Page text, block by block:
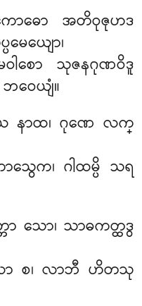
ကောဓော အတိဝုဇုဟဒ
မေယျော၊
ါစော သုဇနဂုဏဝိဒူ
ဝေယျံ။
နာထ၊ ဂုဏေ လက္
သွေက၊ ဂါထမ္ပိ သရ
ာ သော၊ သာဓကတ္ထဒွ
ော စ၊ လာဘီ ဟိတသု